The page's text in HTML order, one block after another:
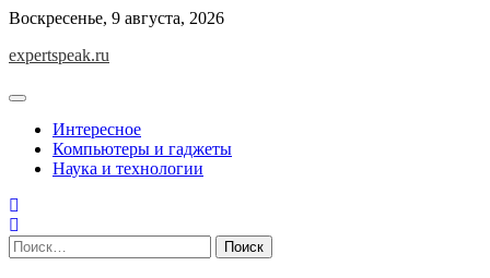
Skip
content
Воскресенье, 9 августа, 2026
expertspeak.ru
Интересное
Компьютеры и гаджеты
Наука и технологии
Найти: